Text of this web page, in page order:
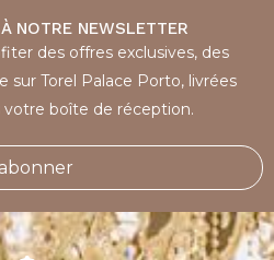
NOTRE NEWSLETTER
des offres exclusives, des
sur Torel Palace Porto, livrées
boîte de réception.